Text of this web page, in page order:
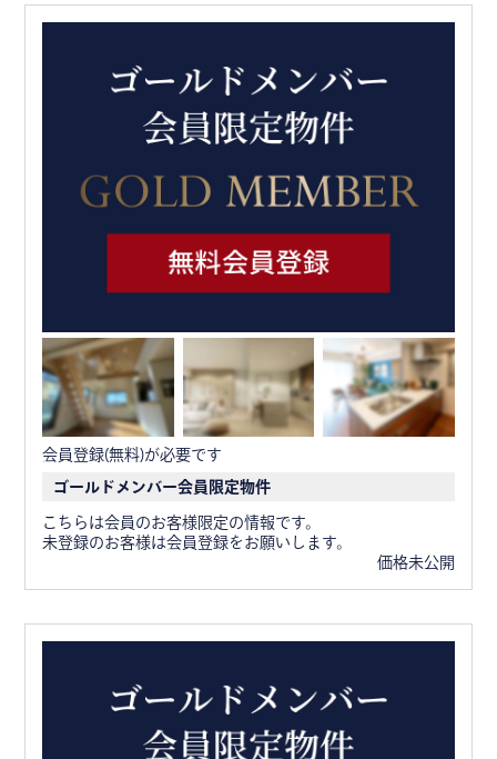
会員登録(無料)が必要です
ゴールドメンバー会員限定物件
こちらは会員のお客様限定の情報です。
未登録のお客様は会員登録をお願いします。
価格未公開